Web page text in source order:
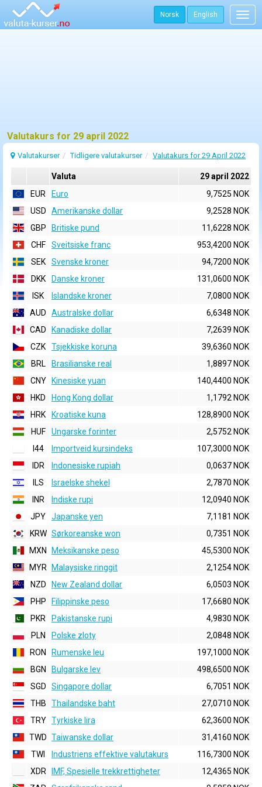
Norsk English
Valutakurs for 29 april 2022
Valutakurser Tidligere valutakurser Valutakurs for 29 April 2022
Valuta
29 april 2022
EUR
Euro
9,7525 NOK
USD
Amerikanske dollar
9,2528 NOK
GBP
Britiske pund
11,6228 NOK
CHF
Sveitsiske franc
953,4200 NOK
SEK
Svenske kroner
94,7200 NOK
DKK
Danske kroner
131,0600 NOK
ISK
Islandske kroner
7,0800 NOK
AUD
Australske dollar
6,6348 NOK
CAD
Kanadiske dollar
7,2639 NOK
CZK
Tsjekkiske koruna
39,6360 NOK
BRL
Brasilianske real
1,8897 NOK
CNY
Kinesiske yuan
140,4400 NOK
HKD
Hong Kong dollar
1,1792 NOK
HRK
Kroatiske kuna
128,8900 NOK
HUF
Ungarske forinter
2,5752 NOK
I44
Importveid kursindeks
107,3000 NOK
IDR
Indonesiske rupiah
0,0637 NOK
ILS
Israelske shekel
2,7870 NOK
INR
Indiske rupi
12,0940 NOK
JPY
Japanske yen
7,1181 NOK
KRW Sørkoreanske won
0,7351 NOK
MXN
Meksikanske peso
45,5300 NOK
MYR
Malaysiske ringgit
2,1254 NOK
NZD
New Zealand dollar
6,0503 NOK
PHP
Filippinske peso
17,6680 NOK
PKR
Pakistanske rupi
4,9830 NOK
PLN
Polske zloty
2,0848 NOK
RON
Rumenske leu
197,1000 NOK
BGN
Bulgarske lev
498,6500 NOK
SGD
Singapore dollar
6,7051 NOK
THB
Thailandske baht
27,0710 NOK
TRY Tyrkiske lira
62,3600 NOK
TWD Taiwanske dollar
31,4160 NOK
TWI
Industriens effektive valutakurs
116,7300 NOK
XDR
IMF, Spesielle trekkrettigheter
12,4365 NOK